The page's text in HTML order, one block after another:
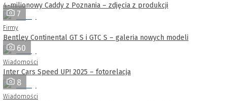
4-milionowy Caddy z Poznania – zdjęcia z produkcji
7
Firmy
Bentley Continental GT S i GTC S – galeria nowych modeli
60
Wiadomości
Inter Cars Speed UP! 2025 – fotorelacja
8
Wiadomości